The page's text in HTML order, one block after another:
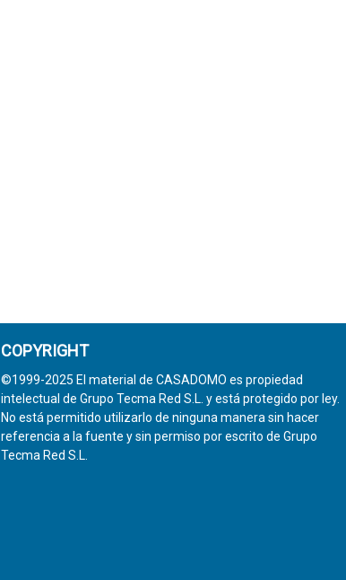
COPYRIGHT
©1999-2025 El material de CASADOMO es propiedad
intelectual de Grupo Tecma Red S.L. y está protegido por ley.
No está permitido utilizarlo de ninguna manera sin hacer
referencia a la fuente y sin permiso por escrito de Grupo
Tecma Red S.L.